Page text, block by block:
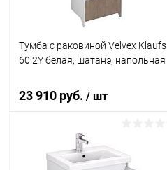
Тумба с раковиной Velvex Klaufs
60.2Y белая, шатанэ, напольная
23 910 руб. / шт
В корзину